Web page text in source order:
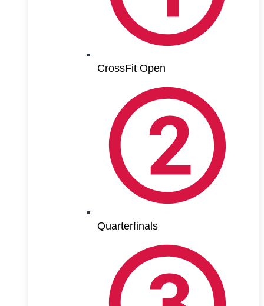
CrossFit Open
Quarterfinals